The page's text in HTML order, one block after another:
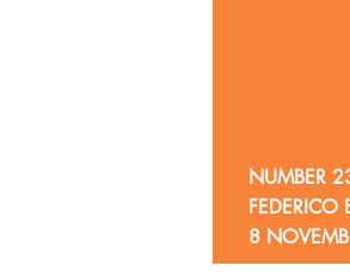
NUMBER
FEDERICO
8